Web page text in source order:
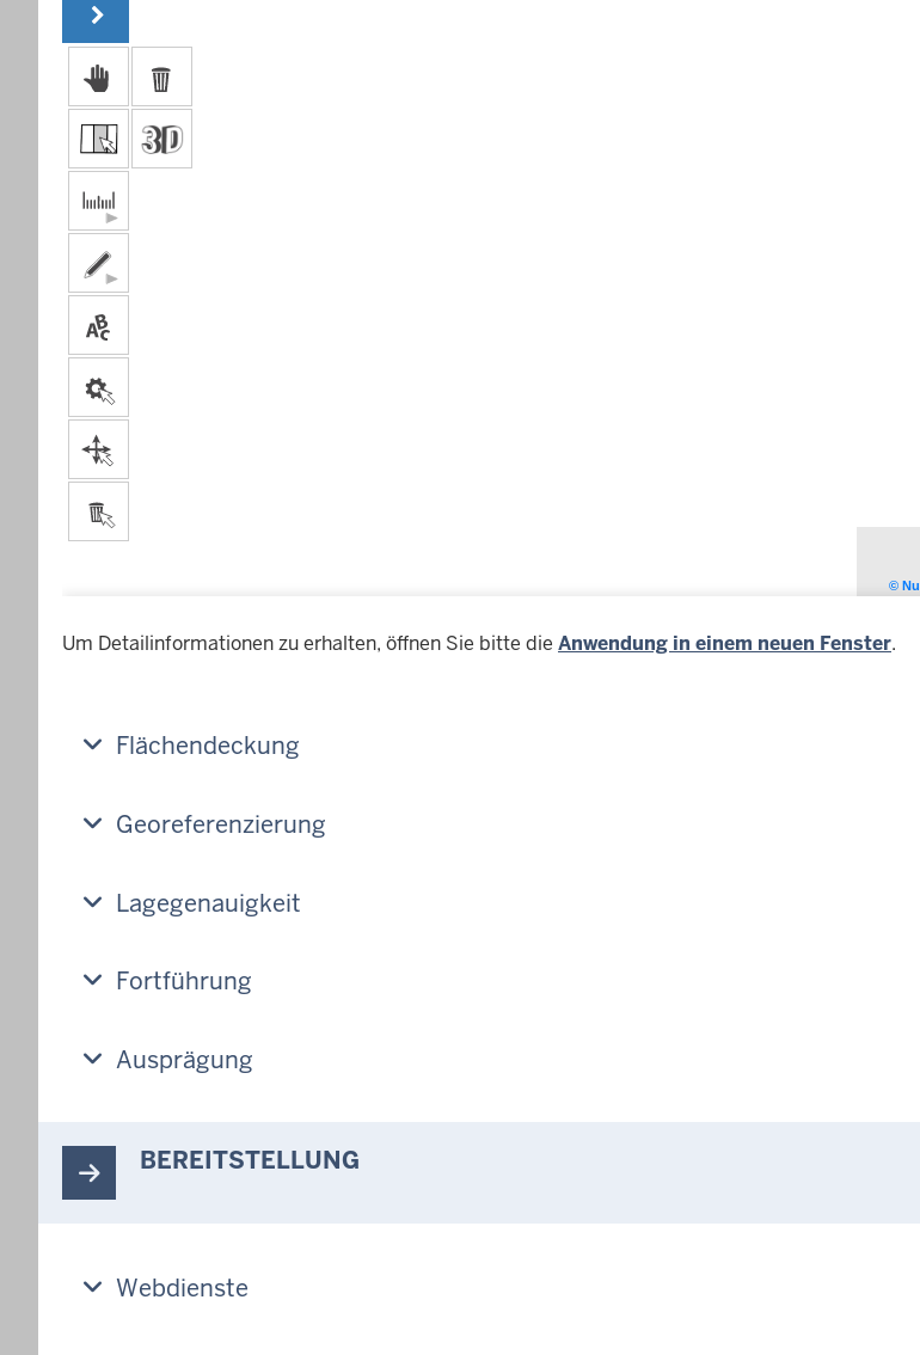
Um Detailinformationen zu erhalten, öffnen Sie bitte die Anwendung in einem neuen Fenster.
Flächendeckung
Georeferenzierung
Lagegenauigkeit
Fortführung
Ausprägung
BEREITSTELLUNG
Webdienste